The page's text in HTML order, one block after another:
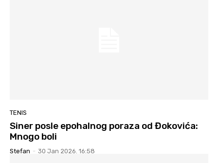
TENIS
Siner posle epohalnog poraza od Đokovića:
Mnogo boli
Stefan - 30 Jan 2026. 16:58